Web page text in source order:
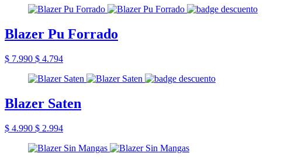
Blazer Pu Forrado
$ 7.990 $ 4.794
Blazer Saten
$ 4.990 $ 2.994